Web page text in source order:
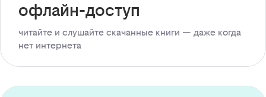
офлайн-доступ
читайте и слушайте скачанные книги — даже когда
нет интернета